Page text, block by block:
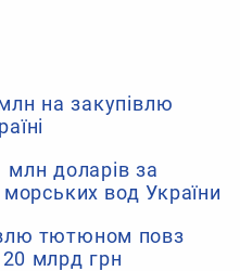
на закупівлю
доларів за
вод України
тютюном повз
млрд грн